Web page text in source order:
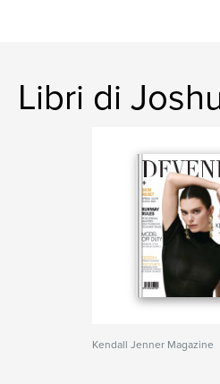
Libri di
Kendall Jenner Magazine